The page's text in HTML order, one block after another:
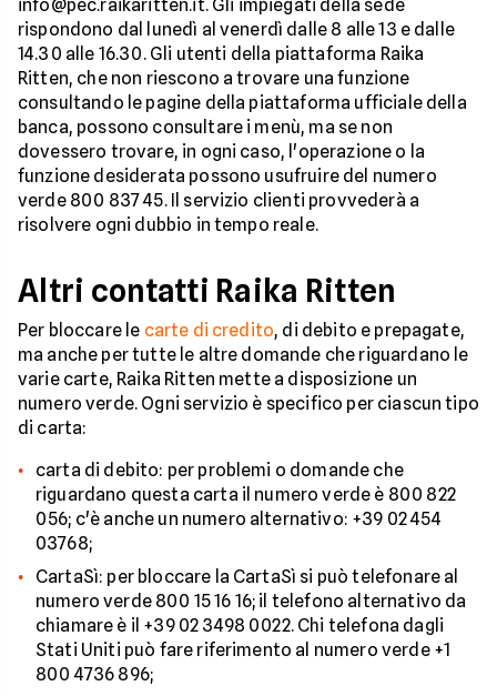
info@pec.raikaritten.it. Gli impiegati della sede
rispondono dal lunedì al venerdì dalle 8 alle 13 e dalle
14.30 alle 16.30. Gli utenti della piattaforma Raika
Ritten, che non riescono a trovare una funzione
consultando le pagine della piattaforma ufficiale della
banca, possono consultare i menù, ma se non
dovessero trovare, in ogni caso, l'operazione o la
funzione desiderata possono usufruire del numero
verde 800 837 45. Il servizio clienti provvederà a
risolvere ogni dubbio in tempo reale.
Altri contatti Raika Ritten
Per bloccare le carte di credito, di debito e prepagate,
ma anche per tutte le altre domande che riguardano le
varie carte, Raika Ritten mette a disposizione un
numero verde. Ogni servizio è specifico per ciascun tipo
di carta:
carta di debito: per problemi o domande che
riguardano questa carta il numero verde è 800 822
056; c'è anche un numero alternativo: +39 02 454
03768;
CartaSì: per bloccare la CartaSì si può telefonare al
numero verde 800 15 16 16; il telefono alternativo da
chiamare è il +39 02 3498 0022. Chi telefona dagli
Stati Uniti può fare riferimento al numero verde +1
800 4736 896;